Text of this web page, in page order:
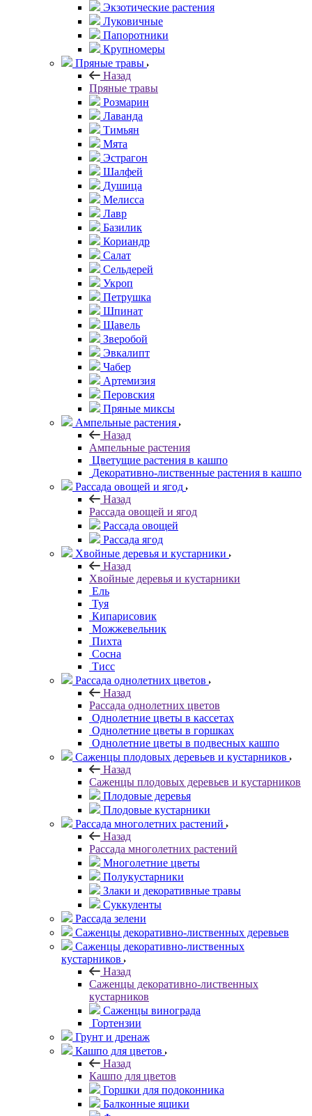
Экзотические растения
Луковичные
Папоротники
Крупномеры
Пряные травы
Назад
Пряные травы
Розмарин
Лаванда
Тимьян
Мята
Эстрагон
Шалфей
Душица
Мелисса
Лавр
Базилик
Кориандр
Салат
Сельдерей
Укроп
Петрушка
Шпинат
Щавель
Зверобой
Эвкалипт
Чабер
Артемизия
Перовския
Пряные миксы
Ампельные растения
Назад
Ампельные растения
Цветущие растения в кашпо
Декоративно-лиственные растения в кашпо
Рассада овощей и ягод
Назад
Рассада овощей и ягод
Рассада овощей
Рассада ягод
Хвойные деревья и кустарники
Назад
Хвойные деревья и кустарники
Ель
Туя
Кипарисовик
Можжевельник
Пихта
Сосна
Тисc
Рассада однолетних цветов
Назад
Рассада однолетних цветов
Однолетние цветы в кассетах
Однолетние цветы в горшках
Однолетние цветы в подвесных кашпо
Саженцы плодовых деревьев и кустарников
Назад
Саженцы плодовых деревьев и кустарников
Плодовые деревья
Плодовые кустарники
Рассада многолетних растений
Назад
Рассада многолетних растений
Многолетние цветы
Полукустарники
Злаки и декоративные травы
Суккуленты
Рассада зелени
Саженцы декоративно-лиственных деревьев
Саженцы декоративно-лиственных
кустарников
Назад
Саженцы декоративно-лиственных
кустарников
Саженцы винограда
Гортензии
Грунт и дренаж
Кашпо для цветов
Назад
Кашпо для цветов
Горшки для подоконника
Балконные ящики